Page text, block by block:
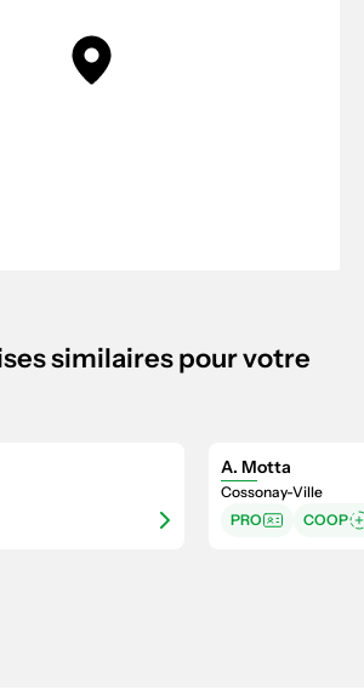
similaires pour votre
A. Motta
Cossonay-Ville
PRO
COOP